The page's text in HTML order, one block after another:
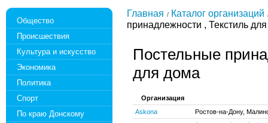
Общество
Происшествия
Культура и искусство
Экономика
Политика
Спорт
По краю Донскому
Главная
Каталог организаций
принадлежности , Текстиль
Постельные
для дома
Организация
Askona
Ростов-на-Дону,